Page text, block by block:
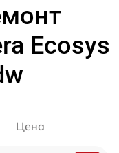
Ecosys
Цена